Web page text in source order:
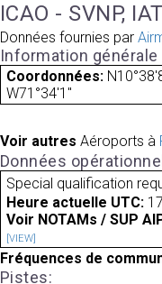
ICAO - SVNP,
Données fournies par
Information générale
Coordonnées:
W71°34'1"
Voir autres Aéroports à
Données
Special qualification
Heure actuelle UTC:
Voir NOTAMs / SUP
[VIEW]
Fréquences de
Pistes: